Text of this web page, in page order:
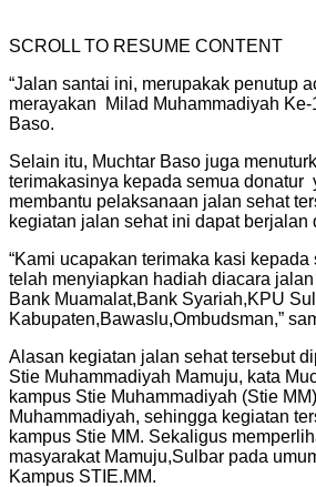
SCROLL TO RESUME CONTENT
“Jalan santai ini, merupakak penutup
merayakan Milad Muhammadiyah Ke-
Baso.
Selain itu, Muchtar Baso juga
terimakasinya kepada semua donatur
membantu pelaksanaan jalan sehat
kegiatan jalan sehat ini dapat berjalan
“Kami ucapakan terimaka kasi
telah menyiapkan hadiah diacara
Bank Muamalat,Bank Syariah,KPU
Kabupaten,Bawaslu,Ombudsman,”
Alasan kegiatan jalan sehat tersebut
Stie Muhammadiyah Mamuju, kata
kampus Stie Muhammadiyah (Stie
Muhammadiyah, sehingga kegiatan
kampus Stie MM. Sekaligus
masyarakat Mamuju,Sulbar pada
Kampus STIE.MM.